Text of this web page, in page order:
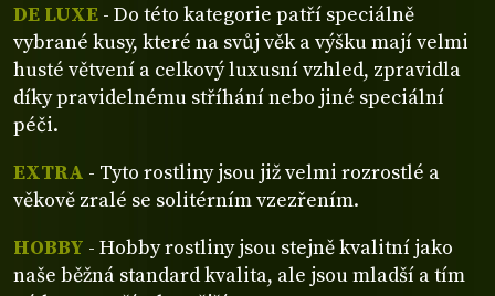
DE LUXE - Do této kategorie patří speciálně
vybrané kusy, které na svůj věk a výšku mají velmi
husté větvení a celkový luxusní vzhled, zpravidla
díky pravidelnému stříhání nebo jiné speciální
péči.
EXTRA - Tyto rostliny jsou již velmi rozrostlé a
věkově zralé se solitérním vzezřením.
HOBBY - Hobby rostliny jsou stejně kvalitní jako
naše běžná standard kvalita, ale jsou mladší a tím